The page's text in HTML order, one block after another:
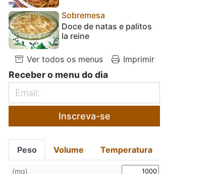
Sobremesa
Doce de natas e palitos
la reine
Ver todos os menus Imprimir
Receber o menu do dia
Inscreva-se
Peso Volume Temperatura
(mg)